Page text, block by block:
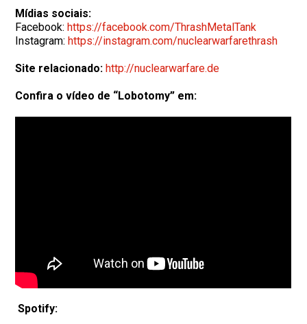
Mídias sociais:
Facebook:https://facebook.com/ThrashMetalTank
Instagram:https://instagram.com/nuclearwarfarethrash
Site relacionado: http://nuclearwarfare.de
Confira o vídeo de “Lobotomy” em:
Spotify: